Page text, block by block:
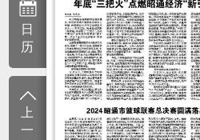
日
历
上
一